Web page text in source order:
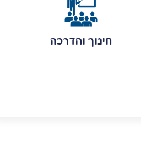
חינוך והדרכה